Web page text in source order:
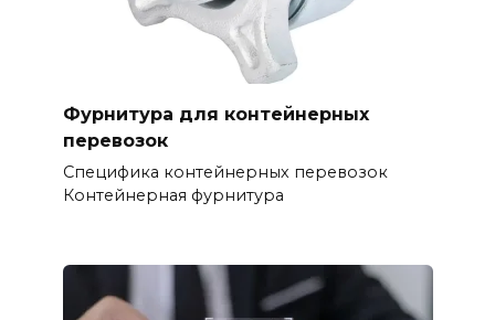
Фурнитура для контейнерных
перевозок
Специфика контейнерных перевозок
Контейнерная фурнитура